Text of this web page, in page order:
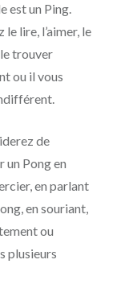
est un Ping.
le lire, l’aimer, le
trouver
ou il vous
de
un Pong en
en parlant
en souriant,
ou
plusieurs